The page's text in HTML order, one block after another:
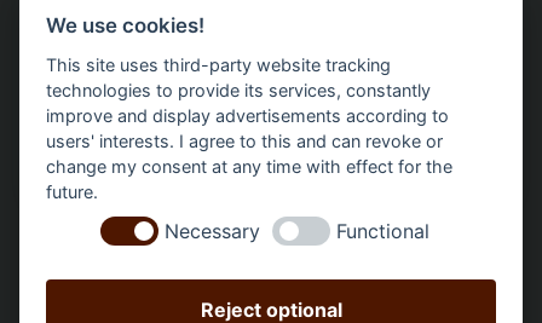
Bäume gepflanzt – regional, nachhaltig, transparent.
We use cookies!
This site uses third-party website tracking
technologies to provide its services, constantly
improve and display advertisements according to
users' interests. I agree to this and can revoke or
change my consent at any time with effect for the
future.
Necessary Functional
Reject optional